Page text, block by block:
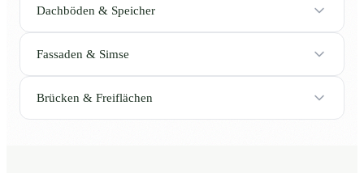
Dachböden & Speicher
Fassaden & Simse
Brücken & Freiflächen